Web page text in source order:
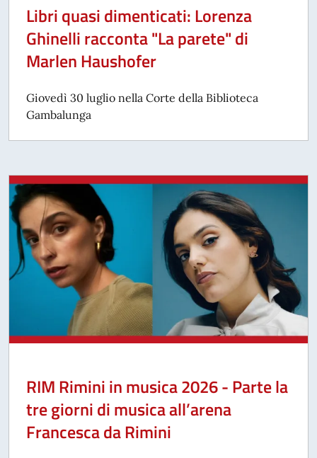
Libri quasi dimenticati: Lorenza
Ghinelli racconta "La parete" di
Marlen Haushofer
Giovedì 30 luglio nella Corte della Biblioteca
Gambalunga
RIM Rimini in musica 2026 - Parte la
tre giorni di musica all’arena
Francesca da Rimini